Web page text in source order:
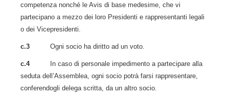
competenza nonché le Avis di base medesime, che vi
partecipano a mezzo dei loro Presidenti e rappresentanti legali
o dei Vicepresidenti.
c.3 Ogni socio ha diritto ad un voto.
c.4
In caso di personale impedimento a partecipare alla
seduta dell’Assemblea, ogni socio potrà farsi rappresentare,
conferendogli delega scritta, da un altro socio.